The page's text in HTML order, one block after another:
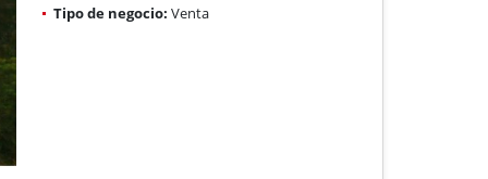
Tipo de negocio: Venta